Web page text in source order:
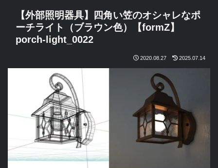
【外部照明器具】四角い笠のオシャレなポ
ーチライト（ブラウン色）【formZ】
porch-light_0022
2020.08.27 2025.07.14